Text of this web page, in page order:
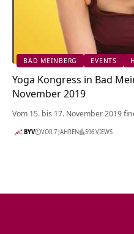
BAD MEINBERG EVENTS
Yoga Kongress in Bad
November 2019
Vom 15. bis 17. November 2019
BYV VOR 7 JAHREN 596 VIEWS